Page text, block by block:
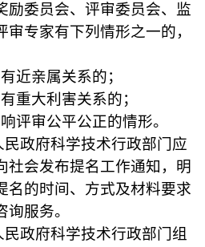
励委员会、评审委员会、监
专家有下列情形之一的，
近亲属关系的；
重大利害关系的；
评审公平公正的情形。
民政府科学技术行政部门应
社会发布提名工作通知，明
名的时间、方式及材料要求
服务。
民政府科学技术行政部门组